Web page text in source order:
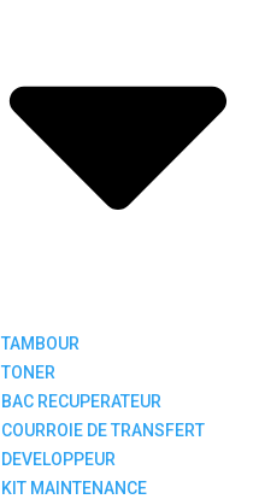
TAMBOUR
TONER
BAC RECUPERATEUR
COURROIE DE TRANSFERT
DEVELOPPEUR
KIT MAINTENANCE